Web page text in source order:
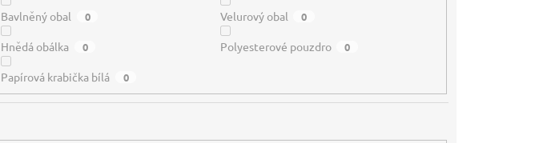
Bavlněný obal 0 Velurový obal 0
Hnědá obálka 0 Polyesterové pouzdro 0
Papírová krabička bílá 0